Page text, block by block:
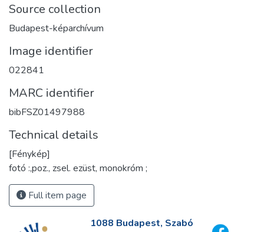
Source collection
Budapest-képarchívum
Image identifier
022841
MARC identifier
bibFSZ01497988
Technical details
[Fénykép]
fotó :,poz., zsel. ezüst, monokróm ;
Full item page
1088 Budapest, Szabó